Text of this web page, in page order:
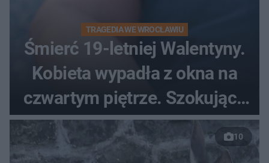
TRAGEDIA WE WROCŁAWIU
Śmierć 19-letniej Walentyny.
Kobieta wypadła z okna na
czwartym piętrze. Szokujące
nagranie trafiło do sieci
10